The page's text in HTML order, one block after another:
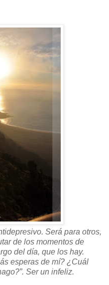
Será para otros,
de los momentos de
del día, que los hay.
esperas de mí? ¿Cuál
Ser un infeliz.